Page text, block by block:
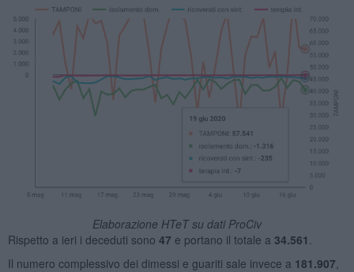
Elaborazione HTeT su dati ProCiv
Rispetto a ieri i deceduti sono 47 e portano il totale a 34.561
Il numero complessivo dei dimessi e guariti sale invece a 181.907